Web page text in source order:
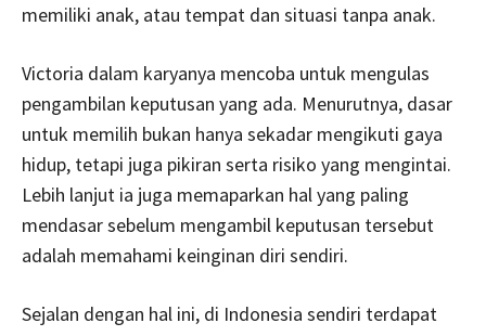
memiliki anak, atau tempat dan situasi tanpa anak.
Victoria dalam karyanya mencoba untuk mengulas
pengambilan keputusan yang ada. Menurutnya, dasar
untuk memilih bukan hanya sekadar mengikuti gaya
hidup, tetapi juga pikiran serta risiko yang mengintai.
Lebih lanjut ia juga memaparkan hal yang paling
mendasar sebelum mengambil keputusan tersebut
adalah memahami keinginan diri sendiri.
Sejalan dengan hal ini, di Indonesia sendiri terdapat